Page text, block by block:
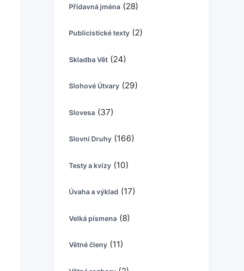
Přídavná jména (28)
Publicistické texty (2)
Skladba Vět (24)
Slohové Útvary (29)
Slovesa (37)
Slovní Druhy (166)
Testy a kvízy (10)
Úvaha a výklad (17)
Velká písmena (8)
Větné členy (11)